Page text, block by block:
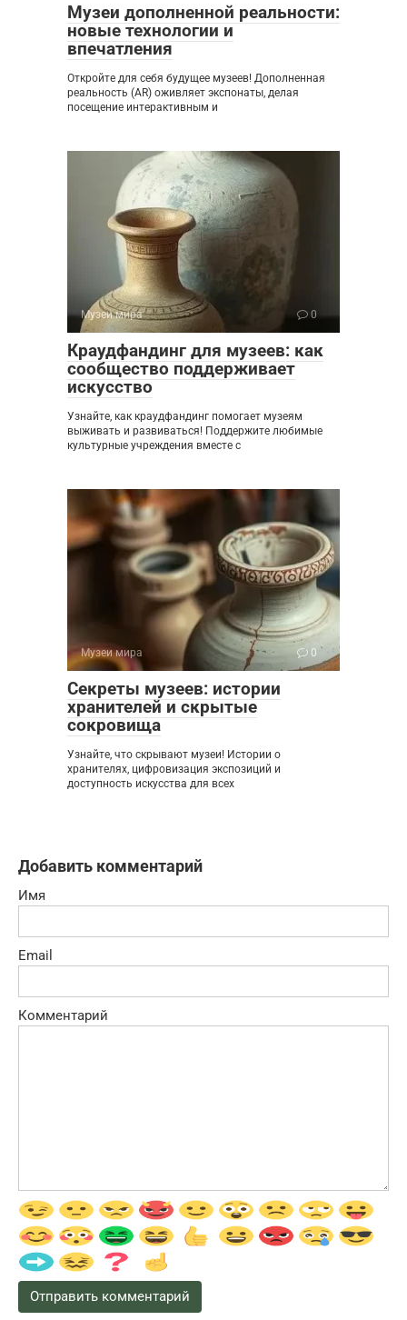
Музеи дополненной реальности:
новые технологии и
впечатления
Откройте для себя будущее музеев! Дополненная
реальность (AR) оживляет экспонаты, делая
посещение интерактивным и
Музеи мира 0
Краудфандинг для музеев: как
сообщество поддерживает
искусство
Узнайте, как краудфандинг помогает музеям
выживать и развиваться! Поддержите любимые
культурные учреждения вместе с
Музеи мира 0
Секреты музеев: истории
хранителей и скрытые
сокровища
Узнайте, что скрывают музеи! Истории о
хранителях, цифровизация экспозиций и
доступность искусства для всех
Добавить комментарий
Имя
Email
Комментарий